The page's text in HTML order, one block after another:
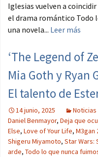
Iglesias vuelven a
el drama romántico Todo
una novela... Leer más
‘The Legend of
Mia Goth y Ryan
El talento de
14 junio, 2025 Noticias
Daniel Benmayor, Deja que
Else, Love of Your Life, M3gan
Shigeru Miyamoto, Star Wars:
arde, Todo lo que nunca